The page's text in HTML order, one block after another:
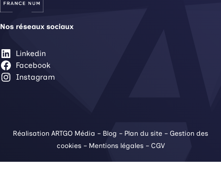
Nos réseaux sociaux
Linkedin
Facebook
Instagram
Réalisation ARTGO Média – Blog – Plan du site – Gestion des
cookies– Mentions légales– CGV